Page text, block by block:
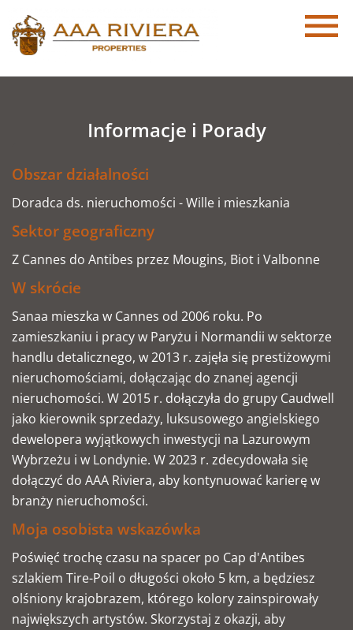
Informacje i Porady
Obszar działalności
Doradca ds. nieruchomości - Wille i mieszkania
Sektor geograficzny
Z Cannes do Antibes przez Mougins, Biot i Valbonne
W skrócie
Sanaa mieszka w Cannes od 2006 roku. Po
zamieszkaniu i pracy w Paryżu i Normandii w sektorze
handlu detalicznego, w 2013 r. zajęła się prestiżowymi
nieruchomościami, dołączając do znanej agencji
nieruchomości. W 2015 r. dołączyła do grupy Caudwell
jako kierownik sprzedaży, luksusowego angielskiego
dewelopera wyjątkowych inwestycji na Lazurowym
Wybrzeżu i w Londynie. W 2023 r. zdecydowała się
dołączyć do AAA Riviera, aby kontynuować karierę w
branży nieruchomości.
Moja osobista wskazówka
Poświęć trochę czasu na spacer po Cap d'Antibes
szlakiem Tire-Poil o długości około 5 km, a będziesz
olśniony krajobrazem, którego kolory zainspirowały
największych artystów. Skorzystaj z okazji, aby